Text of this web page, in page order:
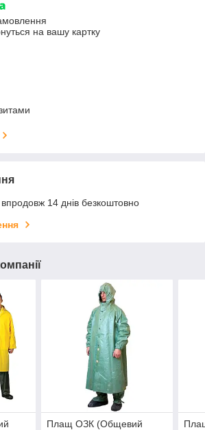
на вашу картку
14 днів безкоштовно
Плащ ОЗК (Общевий